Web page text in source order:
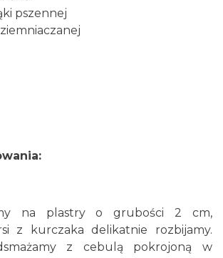
pszennej
na plastry o grubości 2 cm,
z kurczaka delikatnie rozbijamy.
z cebulą pokrojoną w